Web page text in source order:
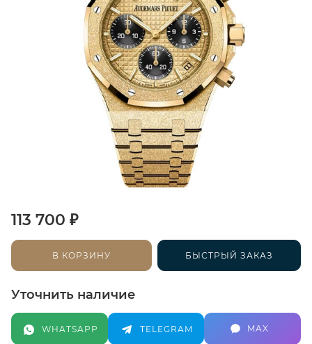
113 700 ₽
В КОРЗИНУ БЫСТРЫЙ ЗАКАЗ
Уточнить наличие
WHATSAPP TELEGRAM MAX